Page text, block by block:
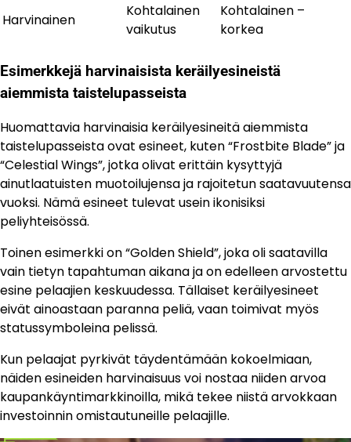
Harvinainen
Kohtalainen
vaikutus
Kohtalainen –
korkea
Esimerkkejä harvinaisista keräilyesineistä
aiemmista taistelupasseista
Huomattavia harvinaisia keräilyesineitä aiemmista
taistelupasseista ovat esineet, kuten “Frostbite Blade” ja
“Celestial Wings”, jotka olivat erittäin kysyttyjä
ainutlaatuisten muotoilujensa ja rajoitetun saatavuutensa
vuoksi. Nämä esineet tulevat usein ikonisiksi
peliyhteisössä.
Toinen esimerkki on “Golden Shield”, joka oli saatavilla
vain tietyn tapahtuman aikana ja on edelleen arvostettu
esine pelaajien keskuudessa. Tällaiset keräilyesineet
eivät ainoastaan paranna peliä, vaan toimivat myös
statussymboleina pelissä.
Kun pelaajat pyrkivät täydentämään kokoelmiaan,
näiden esineiden harvinaisuus voi nostaa niiden arvoa
kaupankäyntimarkkinoilla, mikä tekee niistä arvokkaan
investoinnin omistautuneille pelaajille.